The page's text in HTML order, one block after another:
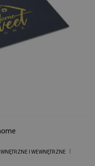
I WEWNĘTRZNE